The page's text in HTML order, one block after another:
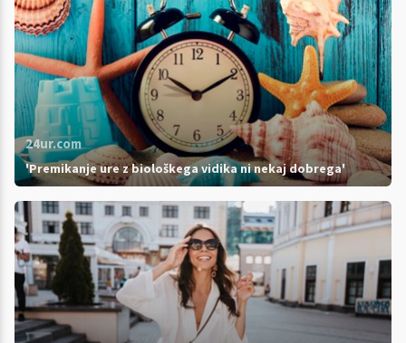
24ur.com
'Premikanje ure z biološkega vidika ni nekaj dobrega'